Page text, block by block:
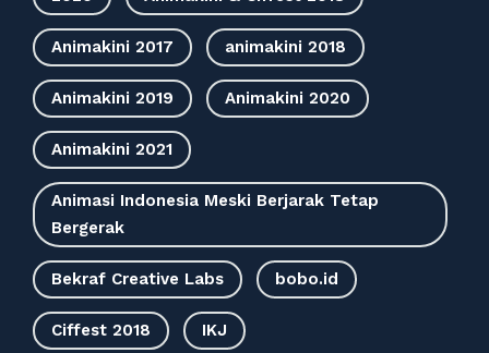
Animakini 2017 animakini 2018
Animakini 2019 Animakini 2020
Animakini 2021
Animasi Indonesia Meski Berjarak Tetap
Bergerak
Bekraf Creative Labs bobo.id
Ciffest 2018 IKJ